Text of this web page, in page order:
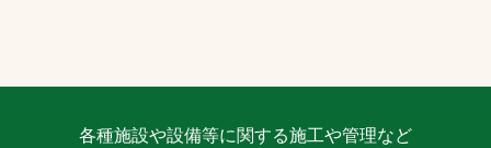
各種施設や設備等に関する施工や管理など